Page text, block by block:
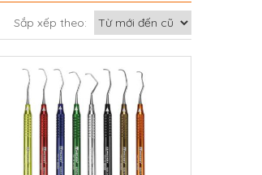
Sắp xếp theo: